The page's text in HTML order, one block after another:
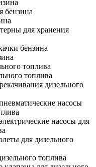
бензина
для хранения
бензина
топлива
топлива
дизельного
насосы
насосы для
для дизельного
топлива